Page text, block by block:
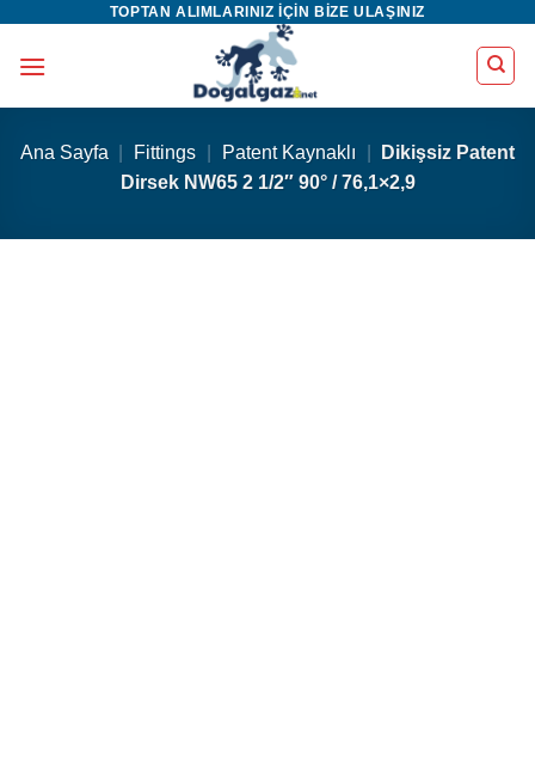
TOPTAN ALIMLARINIZ IÇIN BIZE ULAŞINIZ
Ana Sayfa Fittings Patent Kaynaklı
Dikişsiz Patent
Dirsek NW65 2 1/2″ 90° / 76,1×2,9